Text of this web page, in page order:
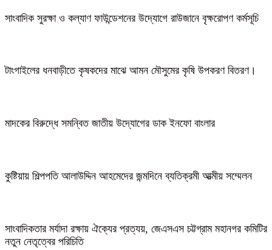
সাংবাদিক সুরক্ষা ও কল্যাণ ফাউন্ডেশনের উদ্যোগে রাউজানে বৃক্ষরোপণ কর্মসূচি
টাংগাইলের ধনবাড়ীতে কৃষকদের মাঝে আমন মৌসুমের কৃষি উপকরণ বিতরণ।
মাদকের বিরুদ্ধে সমন্বিত জাতীয় উদ্যোগের ডাক ইনফো বাংলার
কুষ্টিয়ায় শিল্পপতি আলাউদ্দিন আহমেদের জন্মদিনে ব্যতিক্রমী আত্মীয় সম্মেলন
সাংবাদিকতার মর্যাদা রক্ষায় ঐক্যের প্রত্যয়, জেএসএস চট্টগ্রাম মহানগর কমিটির
নতুন নেতৃত্বের পরিচিতি